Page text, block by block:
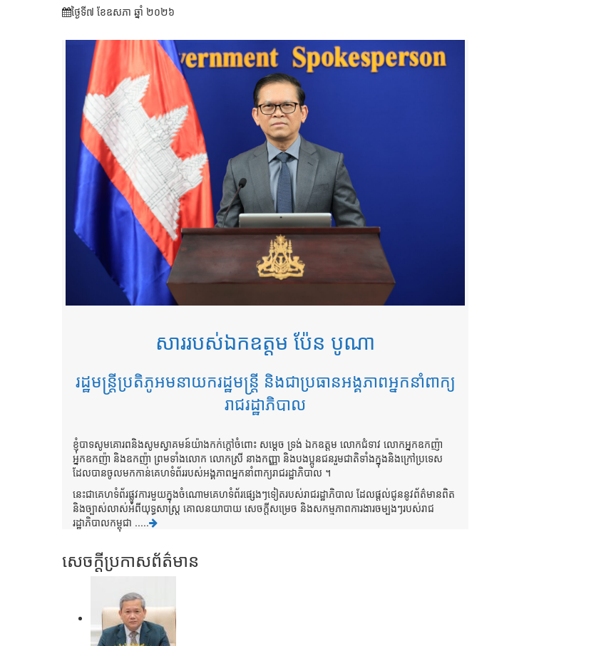
ថ្ងៃទី៧ ខែ​ឧសភា ឆ្នាំ ២០២៦
សាររបស់ឯកឧត្តម ប៉ែន បូណា
រដ្ឋមន្ត្រីប្រតិភូអមនាយករដ្ឋមន្ត្រី និងជាប្រធានអង្គភាពអ្នកនាំពាក្យ
រាជរដ្ឋាភិបាល
ខ្ញុំបាទសូមគោរពនិងសូមស្វាគមន៍យ៉ាងកក់ក្តៅចំពោះ សម្តេច ទ្រង់ ឯកឧត្តម លោកជំទាវ លោកអ្នកឧកញ៉ា
អ្នកឧកញ៉ា និងឧកញ៉ា ព្រមទាំងលោក លោកស្រី នាងកញ្ញា និងបងប្អូនជនរួមជាតិទាំងក្នុងនិងក្រៅប្រទេស
ដែលបានចូលមកកាន់គេហទំព័ររបស់អង្គភាពអ្នកនាំពាក្យរាជរដ្ឋាភិបាល ។
នេះជាគេហទំព័រផ្លូវការមួយក្នុងចំណោមគេហទំព័រផ្សេងៗទៀតរបស់រាជរដ្ឋាភិបាល ដែលផ្តល់ជូននូវព័ត៌មានពិត
និងច្បាស់លាស់អំពីយុទ្ធសាស្រ្ត គោលនយាបាយ សេចក្តីសម្រេច និងសកម្មភាពការងារចម្បងៗរបស់រាជ
រដ្ឋាភិបាលកម្ពុជា .....
សេចក្តីប្រកាសព័ត៌មាន